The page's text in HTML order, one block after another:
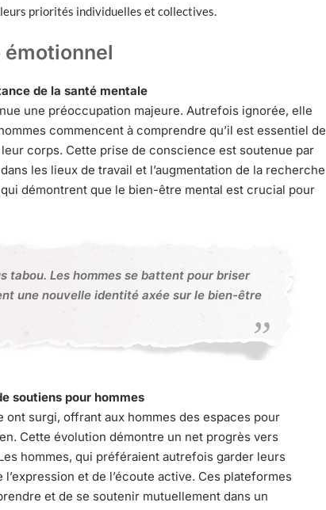
priorités individuelles et collectives.
de la santé mentale
une préoccupation majeure. Autrefois ignorée, elle
commencent à comprendre qu’il est essentiel de
corps. Cette prise de conscience est soutenue par
les lieux de travail et l’augmentation de la recherche
démontrent que le bien-être mental est crucial pour
tabou. Les hommes se battent pour briser
une nouvelle identité axée sur le bien-être
soutiens pour hommes
surgi, offrant aux hommes des espaces pour
Cette évolution démontre un net progrès vers
hommes, qui préféraient autrefois garder leurs
et de l’écoute active. Ces plateformes
et de se soutenir mutuellement dans un